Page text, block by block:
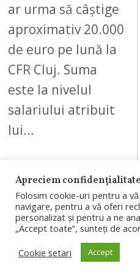
ar urma să câștige
aproximativ 20.000
de euro pe lună la
CFR Cluj. Suma
este la nivelul
salariului atribuit
lui…
09
AUGUST 8, 2026A
Apreciem
Folosim cookie-uri pentru a
navigare, pentru a vă oferi
personalizat și pentru a ne
„Accept toate”, sunteți de
Cookie setari
Accept